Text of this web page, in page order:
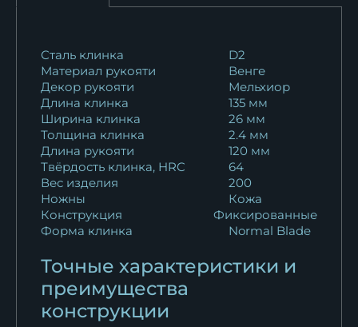
Нож Пехотинец сталь
кованая х12мф...
13 551
Нож Пехотинец сталь N690
венге акрил...
15 950₽
Сталь клинка
D2
Материал рукояти
Венге
Декор рукояти
Мельхиор
Длина клинка
135 мм
Ширина клинка
26 мм
Толщина клинка
2.4 мм
Длина рукояти
120 мм
Твёрдость клинка, HRC
64
Вес изделия
200
Ножны
Кожа
Конструкция
Фиксированные
Форма клинка
Normal Blade
Точные характеристики и
преимущества
конструкции